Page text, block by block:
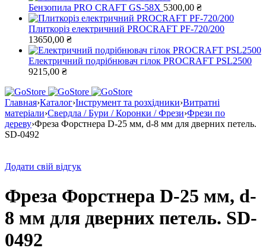
Бензопила PRO CRAFT GS-58X 5300,00 ₴
Плиткоріз електричний PROCRAFT PF-720/200
13650,00 ₴
Електричний подрібнювач гілок PROCRAFT PSL2500
9215,00 ₴
Главная›Каталог›Інструмент та розхідники›Витратні
матеріали›Свердла / Бури / Коронки / Фрези›Фрези по
дереву›Фреза Форстнера D-25 мм, d-8 мм для дверних петель.
SD-0492
Додати свій відгук
Фреза Форстнера D-25 мм, d-
8 мм для дверних петель. SD-
0492